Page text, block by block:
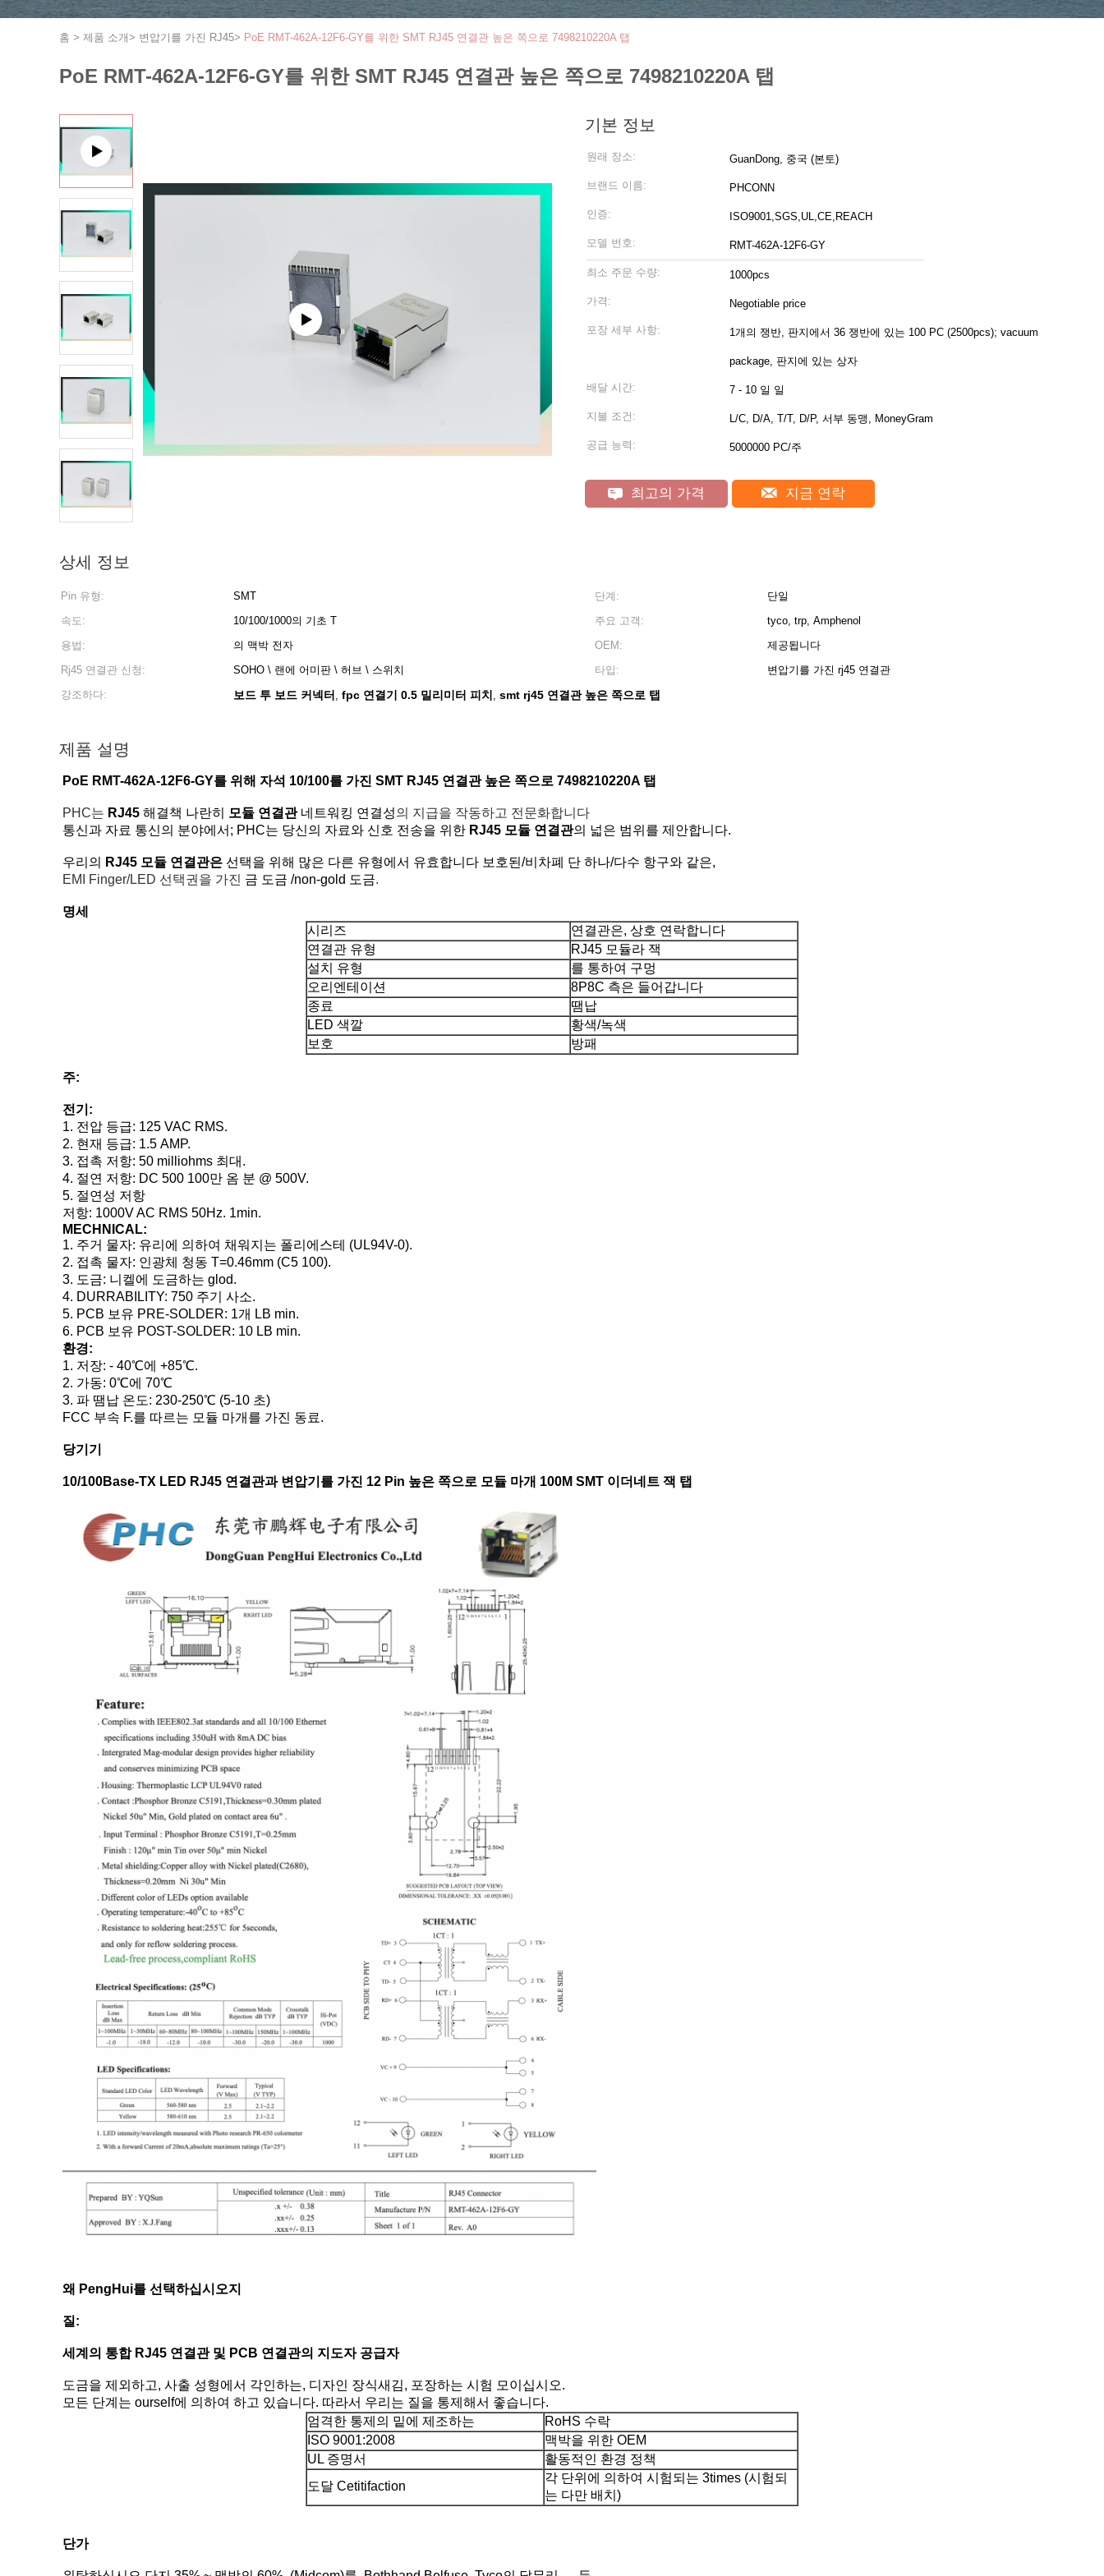
홈 > 제품 소개> 변압기를 가진 RJ45> PoE RMT-462A-12F6-GY를 위한 SMT RJ45 연결관 높은 쪽으로 7498210220A 탭
PoE RMT-462A-12F6-GY를 위한 SMT RJ45 연결관 높은 쪽으로 7498210220A 탭
기본 정보
원래 장소: GuanDong, 중국 (본토)
브랜드 이름: PHCONN
인증: ISO9001,SGS,UL,CE,REACH
모델 번호: RMT-462A-12F6-GY
최소 주문 수량: 1000pcs
가격: Negotiable price
포장 세부 사항: 1개의 쟁반, 판지에서 36 쟁반에 있는 100 PC (2500pcs); vacuum
package, 판지에 있는 상자
배달 시간: 7 - 10 일 일
지불 조건: L/C, D/A, T/T, D/P, 서부 동맹, MoneyGram
공급 능력: 5000000 PC/주
최고의 가격 지금 연락
상세 정보
Pin 유형: SMT 단계:
단일
속도:
10/100/1000의 기초 T 주요 고객:
tyco, trp, Amphenol
용법:
의 맥박 전자 OEM:
제공됩니다
Rj45 연결관 신청:
SOHO \ 랜에 어미판 \ 허브 \ 스위치 타입:
변압기를 가진 rj45 연결관
강조하다:
보드 투 보드 커넥터 , fpc 연결기 0.5 밀리미터 피치 , smt rj45 연결관 높은 쪽으로 탭
제품 설명
PoE RMT-462A-12F6-GY를 위해 자석 10/100를 가진 SMT RJ45 연결관 높은 쪽으로 7498210220A 탭
PHC는 RJ45 해결책 나란히 모듈 연결관네트워킹 연결성의 지급을 작동하고 전문화합니다
통신과 자료 통신의 분야에서; PHC는 당신의 자료와 신호 전송을 위한 RJ45 모듈 연결관의 넓은 범위를 제안합니다.
우리의 RJ45 모듈 연결관은 선택을 위해 많은 다른 유형에서 유효합니다 보호된/비차폐 단 하나/다수 항구와 같은,
EMI Finger/LED 선택권을 가진 금 도금 /non-gold 도금.
명세
시리즈
연결관은, 상호 연락합니다
연결관 유형
RJ45 모듈라 잭
설치 유형
를 통하여 구멍
오리엔테이션
8P8C 측은 들어갑니다
종료
땜납
LED 색깔
황색/녹색
보호
방패
주:
전기:
1. 전압 등급: 125 VAC RMS.
2. 현재 등급: 1.5 AMP.
3. 접촉 저항: 50 milliohms 최대.
4. 절연 저항: DC 500 100만 옴 분 @ 500V.
5. 절연성 저항
저항: 1000V AC RMS 50Hz. 1min.
MECHNICAL:
1. 주거 물자: 유리에 의하여 채워지는 폴리에스테 (UL94V-0).
2. 접촉 물자: 인광체 청동 T=0.46mm (C5 100).
3. 도금: 니켈에 도금하는 glod.
4. DURRABILITY: 750 주기 사소.
5. PCB 보유 PRE-SOLDER: 1개 LB min.
6. PCB 보유 POST-SOLDER: 10 LB min.
환경:
1. 저장: - 40℃에 +85℃.
2. 가동: 0℃에 70℃
3. 파 땜납 온도: 230-250℃ (5-10 초)
FCC 부속 F.를 따르는 모듈 마개를 가진 동료.
당기기
10/100Base-TX LED RJ45 연결관과 변압기를 가진 12 Pin 높은 쪽으로 모듈 마개 100M SMT 이더네트 잭 탭
왜 PengHui를 선택하십시오지
질:
세계의 통합 RJ45 연결관 및 PCB 연결관의 지도자 공급자
도금을 제외하고, 사출 성형에서 각인하는, 디자인 장식새김, 포장하는 시험 모이십시오.
모든 단계는 ourself에 의하여 하고 있습니다. 따라서 우리는 질을 통제해서 좋습니다.
엄격한 통제의 밑에 제조하는
RoHS 수락
ISO 9001:2008
맥박을 위한 OEM
UL 증명서
활동적인 환경 정책
도달 Cetitifaction
각 단위에 의하여 시험되는 3times (시험되
는 다만 배치)
단가